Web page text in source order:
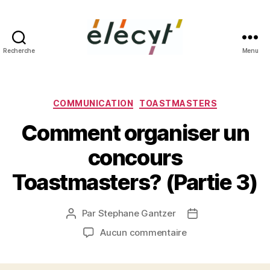
Recherche Menu
Catégories
COMMUNICATION TOASTMASTERS
Comment organiser un
concours
Toastmasters? (Partie 3)
Auteur
l’article
Par Stephane Gantzer
Date
Aucun commentairesur